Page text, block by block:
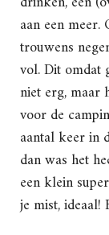
aan een
trouwens
vol. Dit omdat
niet erg, maar
voor de
aantal keer in
dan was het
een klein
je mist, ideaal!